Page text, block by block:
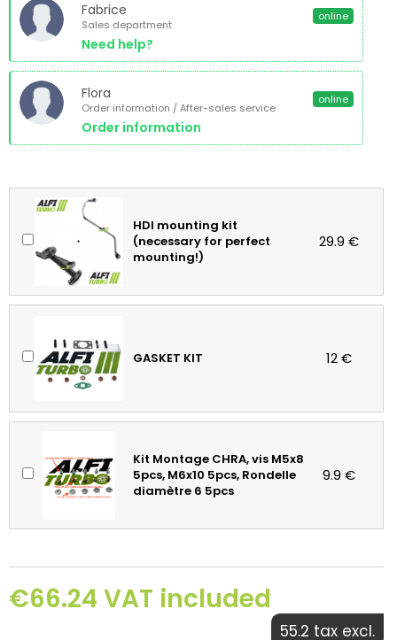
Fabrice
Sales department
Need help?
online
Flora
Order information / After-sales service
Order information
online
HDI mounting kit
(necessary for perfect
mounting!)
29.9 €
GASKET KIT 12 €
Kit Montage CHRA, vis M5x8
5pcs, M6x10 5pcs, Rondelle
diamètre 6 5pcs
9.9 €
€66.24 VAT included
55.2 tax excl.